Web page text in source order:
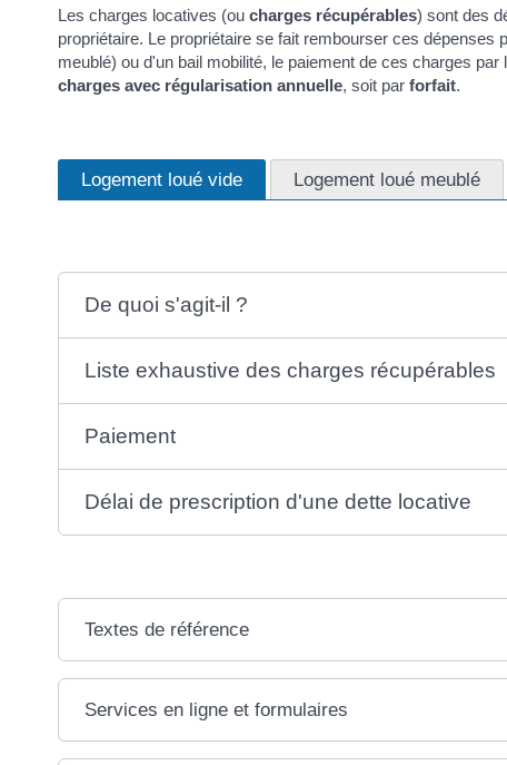
Les charges locatives (ou charges récupérables) sont des
propriétaire. Le propriétaire se fait rembourser ces dépenses
meublé) ou d'un bail mobilité, le paiement de ces charges
charges avec régularisation annuelle, soit par forfait.
Logement loué vide Logement loué meublé
De quoi s'agit-il ?
Liste exhaustive des charges récupérables
Paiement
Délai de prescription d'une dette locative
Textes de référence
Services en ligne et formulaires